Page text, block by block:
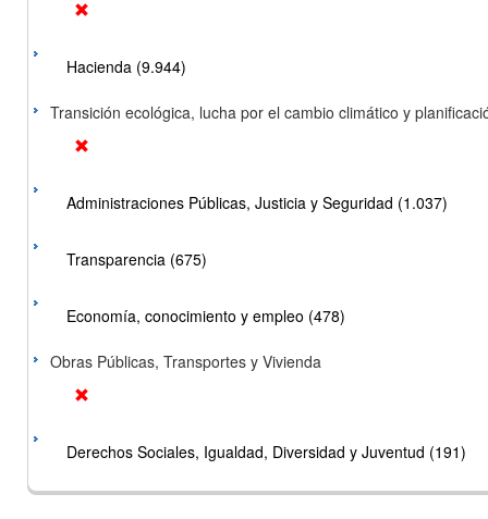
Hacienda (9.944)
Transición ecológica, lucha por el cambio climático y
Administraciones Públicas, Justicia y Seguridad (1.037)
Transparencia (675)
Economía, conocimiento y empleo (478)
Obras Públicas, Transportes y Vivienda
Derechos Sociales, Igualdad, Diversidad y Juventud (191)